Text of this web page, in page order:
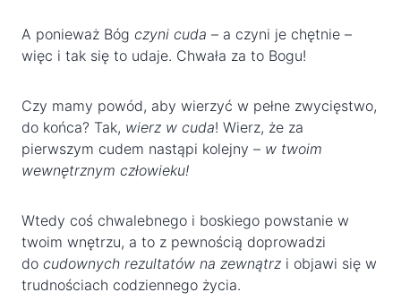
A ponieważ Bóg czyni cuda – a czyni je chętnie –
więc i tak się to udaje. Chwała za to Bogu!
Czy mamy powód, aby wierzyć w pełne zwycięstwo,
do końca? Tak, wierz w cuda! Wierz, że za
pierwszym cudem nastąpi kolejny – w twoim
wewnętrznym człowieku!
Wtedy coś chwalebnego i boskiego powstanie w
twoim wnętrzu, a to z pewnością doprowadzi
do cudownych rezultatów na zewnątrz i objawi się w
trudnościach codziennego życia.